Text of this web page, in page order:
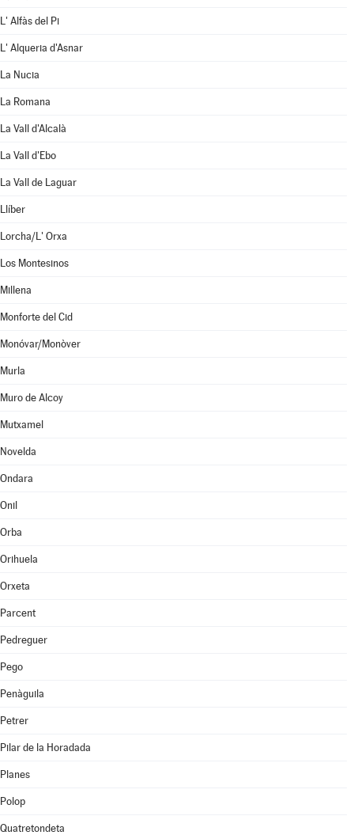
L' Alfàs del Pi
L' Alqueria d'Asnar
La Nucia
La Romana
La Vall d'Alcalà
La Vall d'Ebo
La Vall de Laguar
Llíber
Lorcha/L' Orxa
Los Montesinos
Millena
Monforte del Cid
Monóvar/Monòver
Murla
Muro de Alcoy
Mutxamel
Novelda
Ondara
Onil
Orba
Orihuela
Orxeta
Parcent
Pedreguer
Pego
Penàguila
Petrer
Pilar de la Horadada
Planes
Polop
Quatretondeta